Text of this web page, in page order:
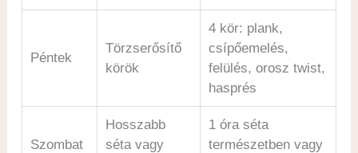
Péntek
Törzserősítő
körök
4 kör: plank,
csípőemelés,
felülés, orosz twist,
hasprés
Szombat
Hosszabb
séta vagy
1 óra séta
természetben vagy